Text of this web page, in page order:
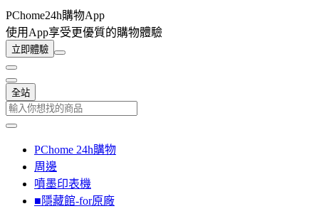
PChome24h購物App
使用App享受更優質的購物體驗
立即體驗
全站
PChome 24h購物
周邊
噴墨印表機
■隱藏館-for原廠